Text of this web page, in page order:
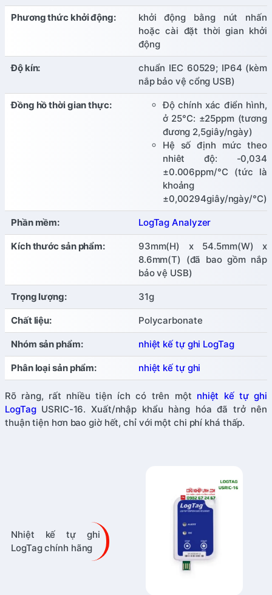
Phương thức khởi động:
khởi động bằng nút nhấn
hoặc cài đặt thời gian khởi
động
Độ kín:
chuẩn IEC 60529; IP64 (kèm
nắp bảo vệ cổng USB)
Đồng hồ thời gian thực:
Độ chính xác điển hình,
ở 25°C: ±25ppm (tương
đương 2,5giây/ngày)
Hệ số định mức theo
nhiêt độ: -0,034
±0.006ppm/°C (tức là
khoảng
±0,00294giây/ngày/°C)
Phần mềm: LogTag Analyzer
Kích thước sản phẩm:
93mm(H) x 54.5mm(W) x
8.6mm(T) (đã bao gồm nắp
bảo vệ USB)
Trọng lượng: 31g
Chất liệu: Polycarbonate
Nhóm sản phẩm: nhiệt kế tự ghi LogTag
Phân loại sản phẩm: nhiệt kế tự ghi
Rõ ràng, rất nhiều tiện ích có trên một nhiệt kế tự ghi
LogTagUSRIC-16. Xuất/nhập khẩu hàng hóa đã trở nên
thuận tiện hơn bao giờ hết, chỉ với một chi phí khá thấp.
Nhiệt kế tự ghi
LogTag chính hãng